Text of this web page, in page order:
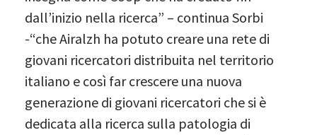
dall’inizio nella ricerca” – continua Sorbi
-“che Airalzh ha potuto creare una rete di
giovani ricercatori distribuita nel territorio
italiano e così far crescere una nuova
generazione di giovani ricercatori che si è
dedicata alla ricerca sulla patologia di